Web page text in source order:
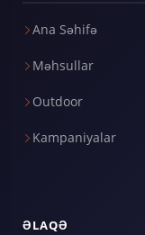
Ana Səhifə
Məhsullar
Outdoor
Kampaniyalar
ƏLAQƏ